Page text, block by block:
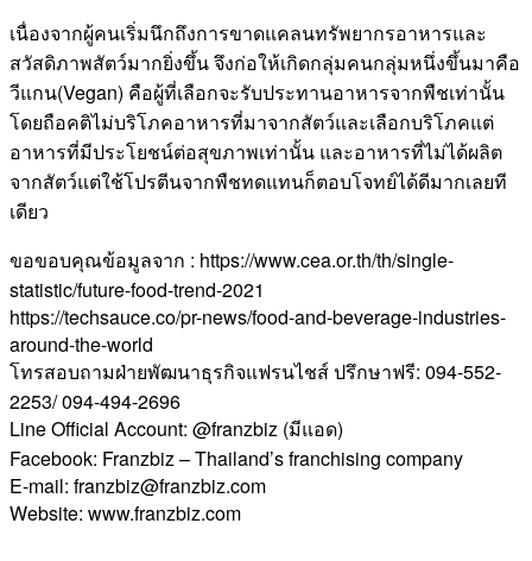
เนื่องจากผู้คนเริ่มนึกถึงการขาดแคลนทรัพยากรอาหารและ
สวัสดิภาพสัตว์มากยิ่งขึ้น จึงก่อให้เกิดกลุ่มคนกลุ่มหนึ่งขึ้นมาคือ
วีแกน(Vegan) คือผู้ที่เลือกจะรับประทานอาหารจากพืชเท่านั้น
โดยถือคติไม่บริโภคอาหารที่มาจากสัตว์และเลือกบริโภคแต่
อาหารที่มีประโยชน์ต่อสุขภาพเท่านั้น และอาหารที่ไม่ได้ผลิต
จากสัตว์แต่ใช้โปรตีนจากพืชทดแทนก็ตอบโจทย์ได้ดีมากเลยที
เดียว
ขอขอบคุณข้อมูลจาก : https://www.cea.or.th/th/single-
statistic/future-food-trend-2021
https://techsauce.co/pr-news/food-and-beverage-industries-
around-the-world
โทรสอบถามฝ่ายพัฒนาธุรกิจแฟรนไชส์ ปรึกษาฟรี: 094-552-
2253/ 094-494-2696
Line Official Account: @franzbiz (มีแอด)
Facebook: Franzbiz – Thailand’s franchising company
E-mail: franzbiz@franzbiz.com
Website: www.franzbiz.com